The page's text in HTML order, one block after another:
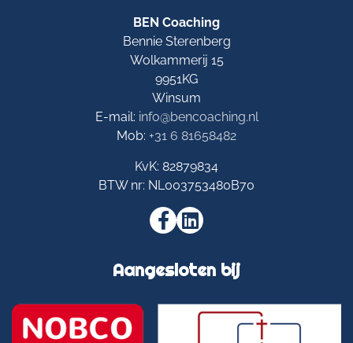
BEN Coaching
Bennie Sterenberg
Wolkammerij 15
9951KG
Winsum
E-mail: info@bencoaching.nl
Mob: +31 6 81658482
KvK: 82879834
BTW nr: NL003753480B70
Aangesloten bij